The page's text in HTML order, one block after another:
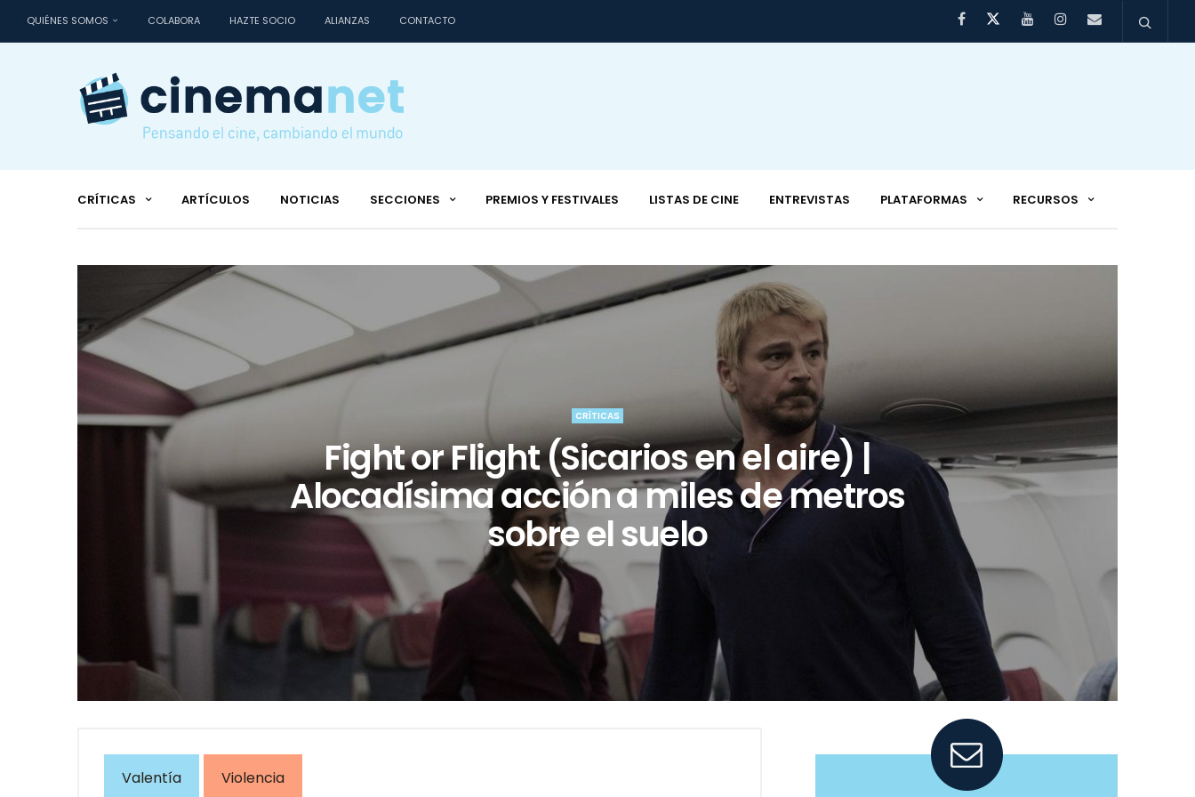
QUIÉNES SOMOS COLABORA HAZTE SOCIO ALIANZAS CONTACTO
CRÍTICAS ARTÍCULOS NOTICIAS SECCIONES PREMIOS Y FESTIVALES LISTAS DE CINE ENTREVISTAS PLATAFORMAS RECURSOS
CRÍTICAS
Fight or Flight (Sicarios en el aire) |
Alocadísima acción a miles de metros
sobre el suelo
Valentía Violencia